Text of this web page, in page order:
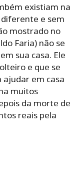
existiam na
e sem
mostrado no
Faria) não se
sua casa. Ele
e que se
ajudar em casa
muitos
da morte de
reais pela